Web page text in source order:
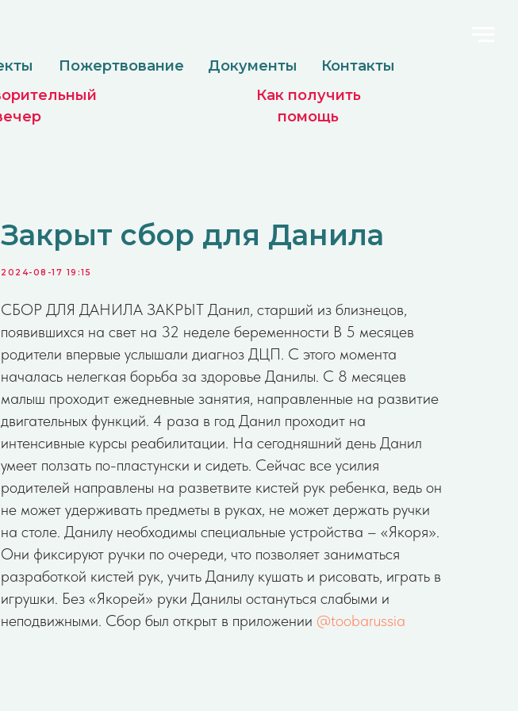
Пожертвование
Закрыт сбор для Данила
2024-08-17 19:15
СБОР ДЛЯ ДАНИЛА ЗАКРЫТ Данил, старший из близнецов,
появившихся на свет на 32 неделе беременности В 5 месяцев
родители впервые услышали диагноз ДЦП. С этого момента
началась нелегкая борьба за здоровье Данилы. С 8 месяцев
малыш проходит ежедневные занятия, направленные на развитие
двигательных функций. 4 раза в год Данил проходит на
интенсивные курсы реабилитации. На сегодняшний день Данил
умеет ползать по-пластунски и сидеть. Сейчас все усилия
родителей направлены на разветвите кистей рук ребенка, ведь он
не может удерживать предметы в руках, не может держать ручки
на столе. Данилу необходимы специальные устройства – «Якоря».
Они фиксируют ручки по очереди, что позволяет заниматься
разработкой кистей рук, учить Данилу кушать и рисовать, играть в
игрушки. Без «Якорей» руки Данилы остануться слабыми и
неподвижными. Сбор был открыт в приложении @toobarussia